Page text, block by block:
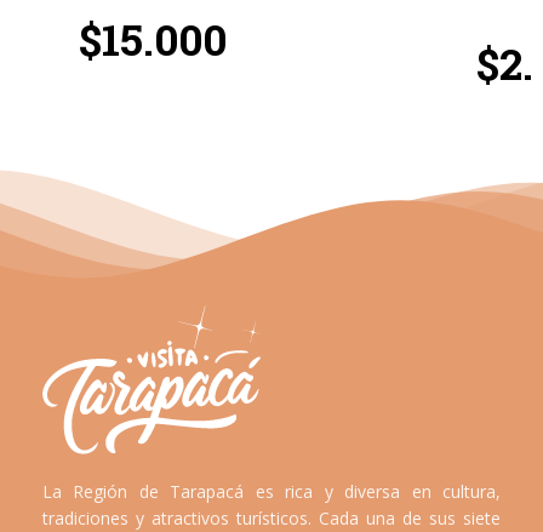
$15.000
La Región de Tarapacá es rica y diversa en cultura,
tradiciones y atractivos turísticos. Cada una de sus siete